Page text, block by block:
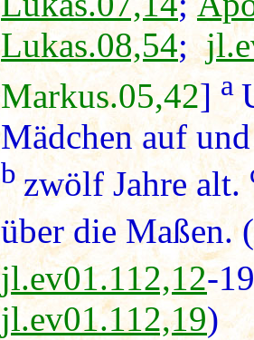
Lukas.08,54;
Markus.05,42] a
Mädchen auf
bzwölf Jahre alt.
über die Maßen. (
jl.ev01.112,12-
jl.ev01.112,19)